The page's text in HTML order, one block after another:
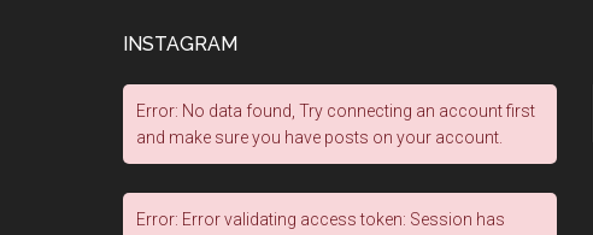
INSTAGRAM
Error: No data found, Try connecting an account first
and make sure you have posts on your account.
Error: Error validating access token: Session has